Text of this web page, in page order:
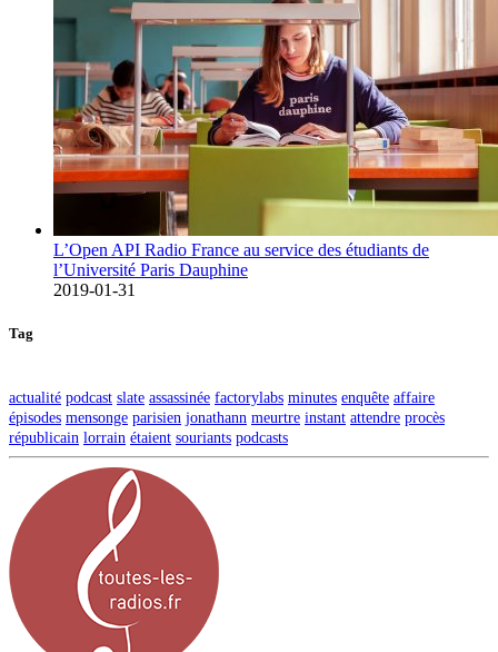
L’Open API Radio France au service des étudiants de
l’Université Paris Dauphine
2019-01-31
Tag
actualité podcast slate assassinée factorylabs minutes enquête affaire
épisodes mensonge parisien jonathann meurtre instant attendre procès
républicain lorrain étaient souriants podcasts